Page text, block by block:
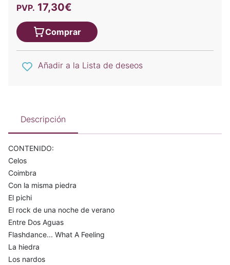
PVP. 17,30€
Comprar
Añadir a la Lista de deseos
Descripción
CONTENIDO:
Celos
Coimbra
Con la misma piedra
El pichi
El rock de una noche de verano
Entre Dos Aguas
Flashdance... What A Feeling
La hiedra
Los nardos